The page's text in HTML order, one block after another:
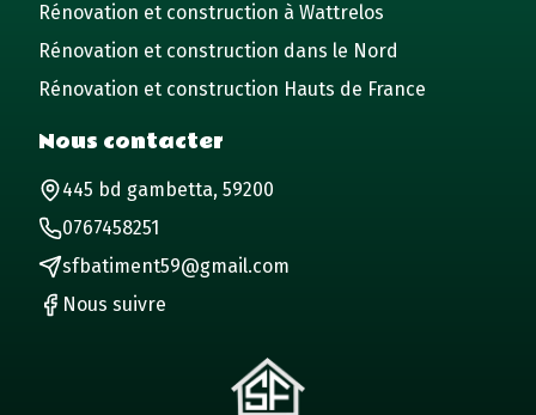
Rénovation et construction à Wattrelos
Rénovation et construction dans le Nord
Rénovation et construction Hauts de France
Nous contacter
445 bd gambetta, 59200
0767458251
sfbatiment59@gmail.com
Nous suivre